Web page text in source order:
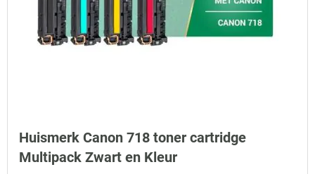
Huismerk Canon 718 toner cartridge
Multipack Zwart en Kleur